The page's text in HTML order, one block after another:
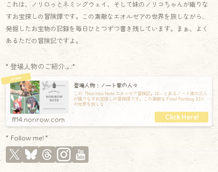
これは、ノリロゥとネミングウェイ、そして妹のノリコちゃんが織りな
すお宝探しの冒険譚です。この素敵なエオルゼアの世界を旅しながら、
発掘したお宝物の記録を毎日ひとつずつ書き残しています。まぁ、よく
あるただの冒険記ですよ。
* 登場人物のご紹介.｡.:*
登場人物：ノート家の人々
この『Norirow Note エオルゼア冒険記』は―とあるノート家の三人
が織りなすお宝探しの冒険譚です。この素敵な Final Fantasy XIV
の世界を旅しな
ff14.norirow.com
* Follow me! *